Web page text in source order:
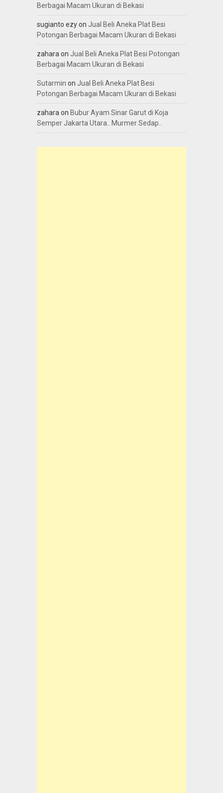
Berbagai Macam Ukuran di Bekasi
sugianto ezyon Jual Beli Aneka Plat Besi
Potongan Berbagai Macam Ukuran di Bekasi
zaharaon Jual Beli Aneka Plat Besi Potongan
Berbagai Macam Ukuran di Bekasi
Sutarmin on Jual Beli Aneka Plat Besi
Potongan Berbagai Macam Ukuran di Bekasi
zaharaon Bubur Ayam Sinar Garut di Koja
Semper Jakarta Utara.. Murmer Sedap..